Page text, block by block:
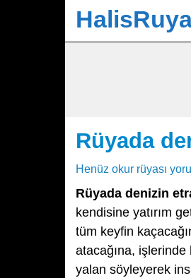
Rüyada
Henüz okur rüyası
Rüyada denizin
kendisine yatırım
tüm keyfin
atacağına,
yalan söyleyerek